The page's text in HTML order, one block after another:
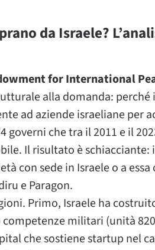
da Israele?
for International
alla domanda:
ad aziende israeliane per
governi che tra il 2011 e il
Il risultato è schiacciante:
con sede in Israele o a essa
e Paragon.
Primo, Israele ha
militari (unità
che sostiene startup nel